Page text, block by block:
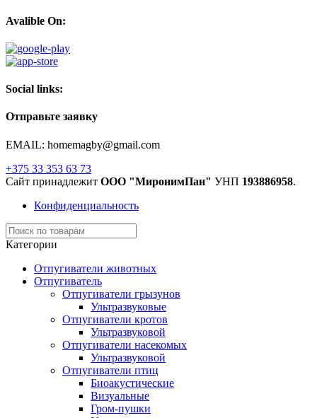
Avalible On:
Social links:
Отправьте заявку
EMAIL: homemagby@gmail.com
+375 33 353 63 73
Сайт принадлежит ООО "МиронимПан" УНП 193886958.
Конфиденциальность
Категории
Отпугиватели животных
Отпугиватель
Отпугиватели грызунов
Ультразвуковые
Отпугиватели кротов
Ультразвуковой
Отпугиватели насекомых
Ультразвуковой
Отпугиватели птиц
Биоакустические
Визуальные
Гром-пушки